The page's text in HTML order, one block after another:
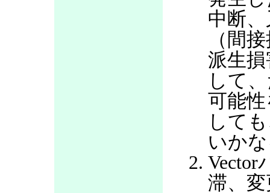
中断
（間
派生
して
可能
して
いか
Vector
滞、